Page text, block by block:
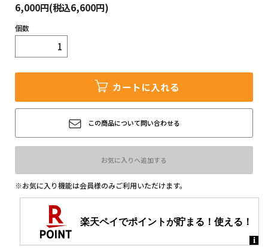
商取引法に基づく表記
6,000円(税込6,600円)
個数
カートに入れる
この商品について問い合わせる
お気に入りへ追加する
※お気に入り機能は会員様のみご利用いただけます。